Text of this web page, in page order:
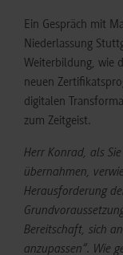
Ein Gespräch mit
Niederlassung
Weiterbildung, wie
neuen
digitalen
zum Zeitgeist.
Herr Konrad, als
übernahmen,
Herausforderung
Bereitschaft, sich
anzupassen“. Wie